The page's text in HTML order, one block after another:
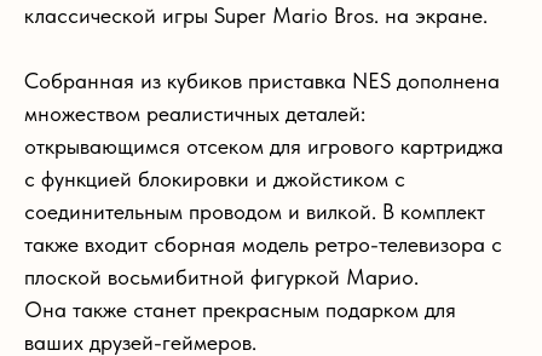
классической игры Super Mario Bros. на экране.
Собранная из кубиков приставка NES дополнена
множеством реалистичных деталей:
открывающимся отсеком для игрового картриджа
с функцией блокировки и джойстиком с
соединительным проводом и вилкой. В комплект
также входит сборная модель ретро-телевизора с
плоской восьмибитной фигуркой Марио.
Она также станет прекрасным подарком для
ваших друзей-геймеров.